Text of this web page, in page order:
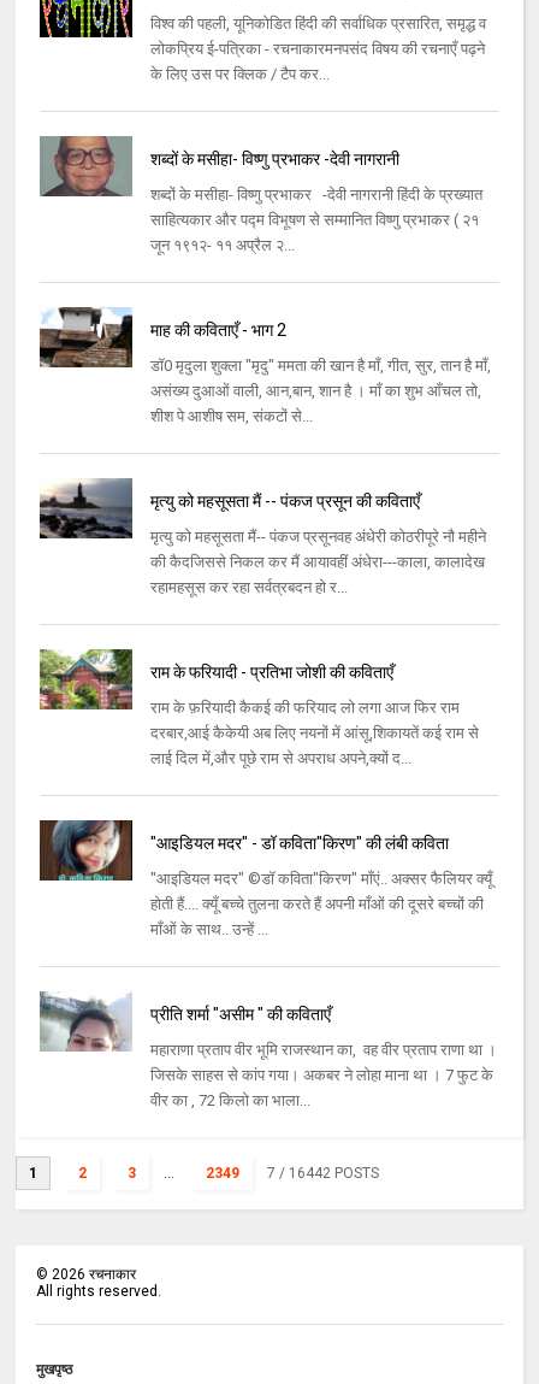
विश्व की पहली, यूनिकोडित हिंदी की सर्वाधिक प्रसारित, समृद्ध व
लोकप्रिय ई-पत्रिका - रचनाकारमनपसंद विषय की रचनाएँ पढ़ने
के लिए उस पर क्लिक / टैप कर...
शब्दों के मसीहा- विष्णु प्रभाकर -देवी नागरानी
शब्दों के मसीहा- विष्णु प्रभाकर -देवी नागरानी हिंदी के प्रख्यात
साहित्यकार और पद्म विभूषण से सम्मानित विष्णु प्रभाकर ( २१
जून १९१२- ११ अप्रैल २...
माह की कविताएँ - भाग 2
डॉ0 मृदुला शुक्ला "मृदु" ममता की खान है माँ, गीत, सुर, तान है माँ,
असंख्य दुआओं वाली, आन,बान, शान है । माँ का शुभ आँचल तो,
शीश पे आशीष सम, संकटों से...
मृत्यु को महसूसता मैं -- पंकज प्रसून की कविताएँ
मृत्यु को महसूसता मैं-- पंकज प्रसूनवह अंधेरी कोठरीपूरे नौ महीने
की कैदजिससे निकल कर मैं आयावहीं अंधेरा---काला, कालादेख
रहामहसूस कर रहा सर्वत्रबदन हो र...
राम के फरियादी - प्रतिभा जोशी की कविताएँ
राम के फ़रियादी कैकई की फरियाद लो लगा आज फिर राम
दरबार,आई कैकेयी अब लिए नयनों में आंसू,शिकायतें कई राम से
लाई दिल में,और पूछे राम से अपराध अपने,क्यों द...
"आइडियल मदर" - डॉ कविता"किरण" की लंबी कविता
"आइडियल मदर" ©डॉ कविता"किरण" माँएं.. अक्सर फैलियर क्यूँ
होती हैं.... क्यूँ बच्चे तुलना करते हैं अपनी माँओं की दूसरे बच्चों की
माँओं के साथ.. उन्हें ...
प्रीति शर्मा "असीम " की कविताएँ
महाराणा प्रताप वीर भूमि राजस्थान का, वह वीर प्रताप राणा था ।
जिसके साहस से कांप गया। अकबर ने लोहा माना था । 7 फुट के
वीर का , 72 किलो का भाला...
1 2 3 ... 2349 7 / 16442 POSTS
©2026 रचनाकार
All rights reserved.
मुखपृष्ठ